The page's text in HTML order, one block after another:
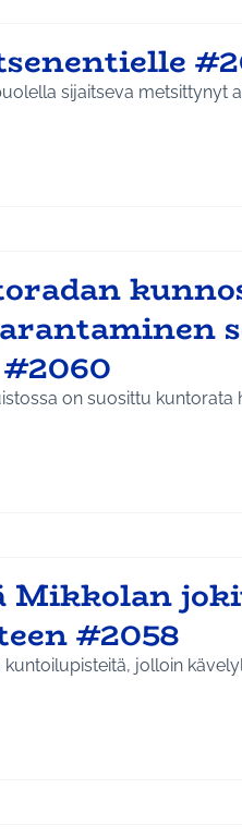
sijaitseva metsittynyt
Ympäristö
on suosittu kuntorata
Liikunta ja harrastukset
Mikkolan
#2058
jolloin
Liikunta ja harrastukset